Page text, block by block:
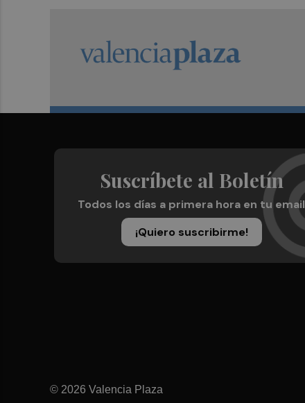
Suscríbete al Boletín
Todos los días a primera hora en tu email
¡Quiero suscribirme!
© 2026 Valencia Plaza